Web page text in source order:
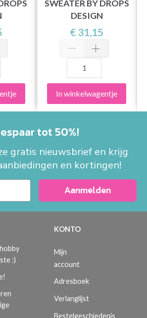
SWEATER BY DROPS
DESIGN
€ 31,15
In winkelwagentje
tot 50%!
gratis nieuwsbrief en krijg
en kortingen!
Aanmelden
:)
KONTO
Mijn
account
Adresboek
Verlanglijst
Bestelgeschiedenis